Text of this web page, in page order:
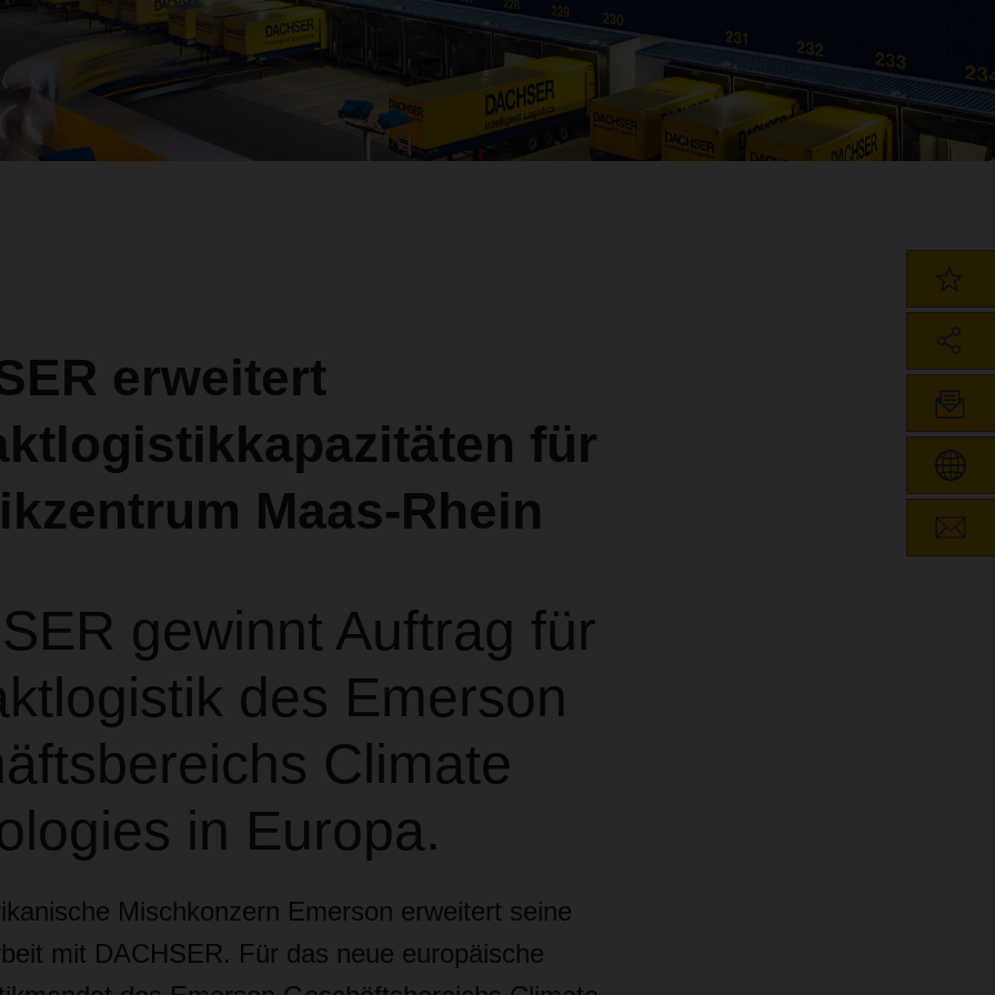
erweitert
für
Maas-Rhein
gewinnt Auftrag für
des Emerson
Climate
in Europa.
Mischkonzern Emerson erweitert seine
mit DACHSER. Für das neue europäische